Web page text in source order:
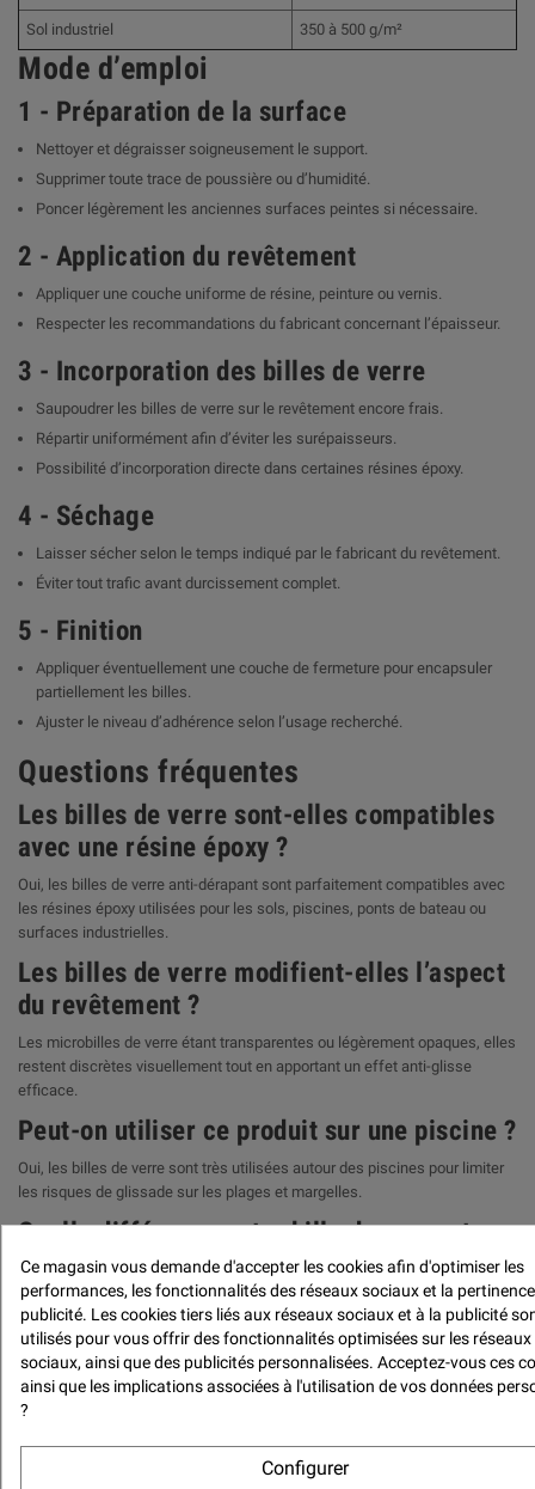
Sol industriel 350 à 500 g/m²
Mode d’emploi
1 - Préparation de la surface
Nettoyer et dégraisser soigneusement le support.
Supprimer toute trace de poussière ou d’humidité.
Poncer légèrement les anciennes surfaces peintes si nécessaire.
2 - Application du revêtement
Appliquer une couche uniforme de résine, peinture ou vernis.
Respecter les recommandations du fabricant concernant l’épaisseur.
3 - Incorporation des billes de verre
Saupoudrer les billes de verre sur le revêtement encore frais.
Répartir uniformément afin d’éviter les surépaisseurs.
Possibilité d’incorporation directe dans certaines résines époxy.
4 - Séchage
Laisser sécher selon le temps indiqué par le fabricant du revêtement.
Éviter tout trafic avant durcissement complet.
5 - Finition
Appliquer éventuellement une couche de fermeture pour encapsuler
partiellement les billes.
Ajuster le niveau d’adhérence selon l’usage recherché.
Questions fréquentes
Les billes de verre sont-elles compatibles
avec une résine époxy ?
Oui, les billes de verre anti-dérapant sont parfaitement compatibles avec
les résines époxy utilisées pour les sols, piscines, ponts de bateau ou
surfaces industrielles.
Les billes de verre modifient-elles l’aspect
du revêtement ?
Les microbilles de verre étant transparentes ou légèrement opaques, elles
restent discrètes visuellement tout en apportant un effet anti-glisse
efficace.
Peut-on utiliser ce produit sur une piscine ?
Oui, les billes de verre sont très utilisées autour des piscines pour limiter
les risques de glissade sur les plages et margelles.
Quelle différence entre bille de verre et
silice anti-dérapante ?
Les billes de verre offrent généralement un rendu plus discret et moins
agressif au toucher que certaines silices ou charges minérales
anguleuses.
Les billes de verre résistent-elles à l’eau ?
humides, notamment en nautisme et autour des piscines.
Ce magasin vous demande d'accepter les cookies afin d'optimiser les
performances, les fonctionnalités des réseaux sociaux et la
publicité. Les cookies tiers liés aux réseaux sociaux et à la publicité
utilisés pour vous offrir des fonctionnalités optimisées sur les réseaux
sociaux, ainsi que des publicités personnalisées. Acceptez-vous ces
ainsi que les implications associées à l'utilisation de vos données
?
Configurer